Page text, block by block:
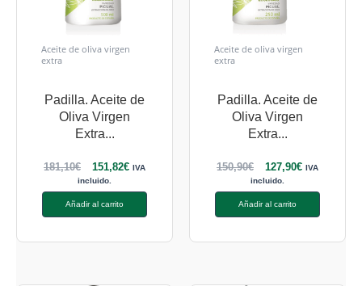
Aceite de oliva virgen
extra
Padilla. Aceite de
Oliva Virgen
Extra...
181,10€ 151,82€ IVA
incluido.
Añadir al carrito
Aceite de oliva virgen
extra
Padilla. Aceite de
Oliva Virgen
Extra...
150,90€ 127,90€ IVA
incluido.
Añadir al carrito